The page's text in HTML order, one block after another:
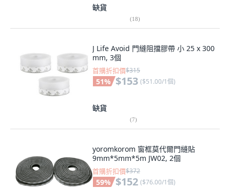
缺貨
(18)
J Life Avoid 門縫阻擋膠帶 小 25 x 300
mm, 3個
首購折扣價$315
51% $153 ($51.00/1個)
缺貨
(7)
yoromkorom 窗框莫代爾門縫貼
9mm*5mm*5m JW02, 2個
首購折扣價$372
59% $152 ($76.00/1個)